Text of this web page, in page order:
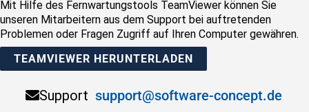
Mit Hilfe des Fernwartungstools TeamViewer können Sie
unseren Mitarbeitern aus dem Support bei auftretenden
Problemen oder Fragen Zugriff auf Ihren Computer gewähren.
TEAMVIEWER HERUNTERLADEN
Support support@software-concept.de